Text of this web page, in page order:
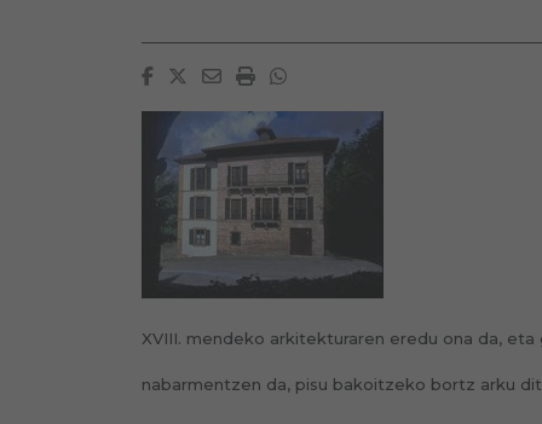
Facebook
Twitter
EmailImprimirWhatsapp
XVIII. mendeko arkitekturaren eredu ona da,
nabarmentzen da, pisu bakoitzeko bortz arku